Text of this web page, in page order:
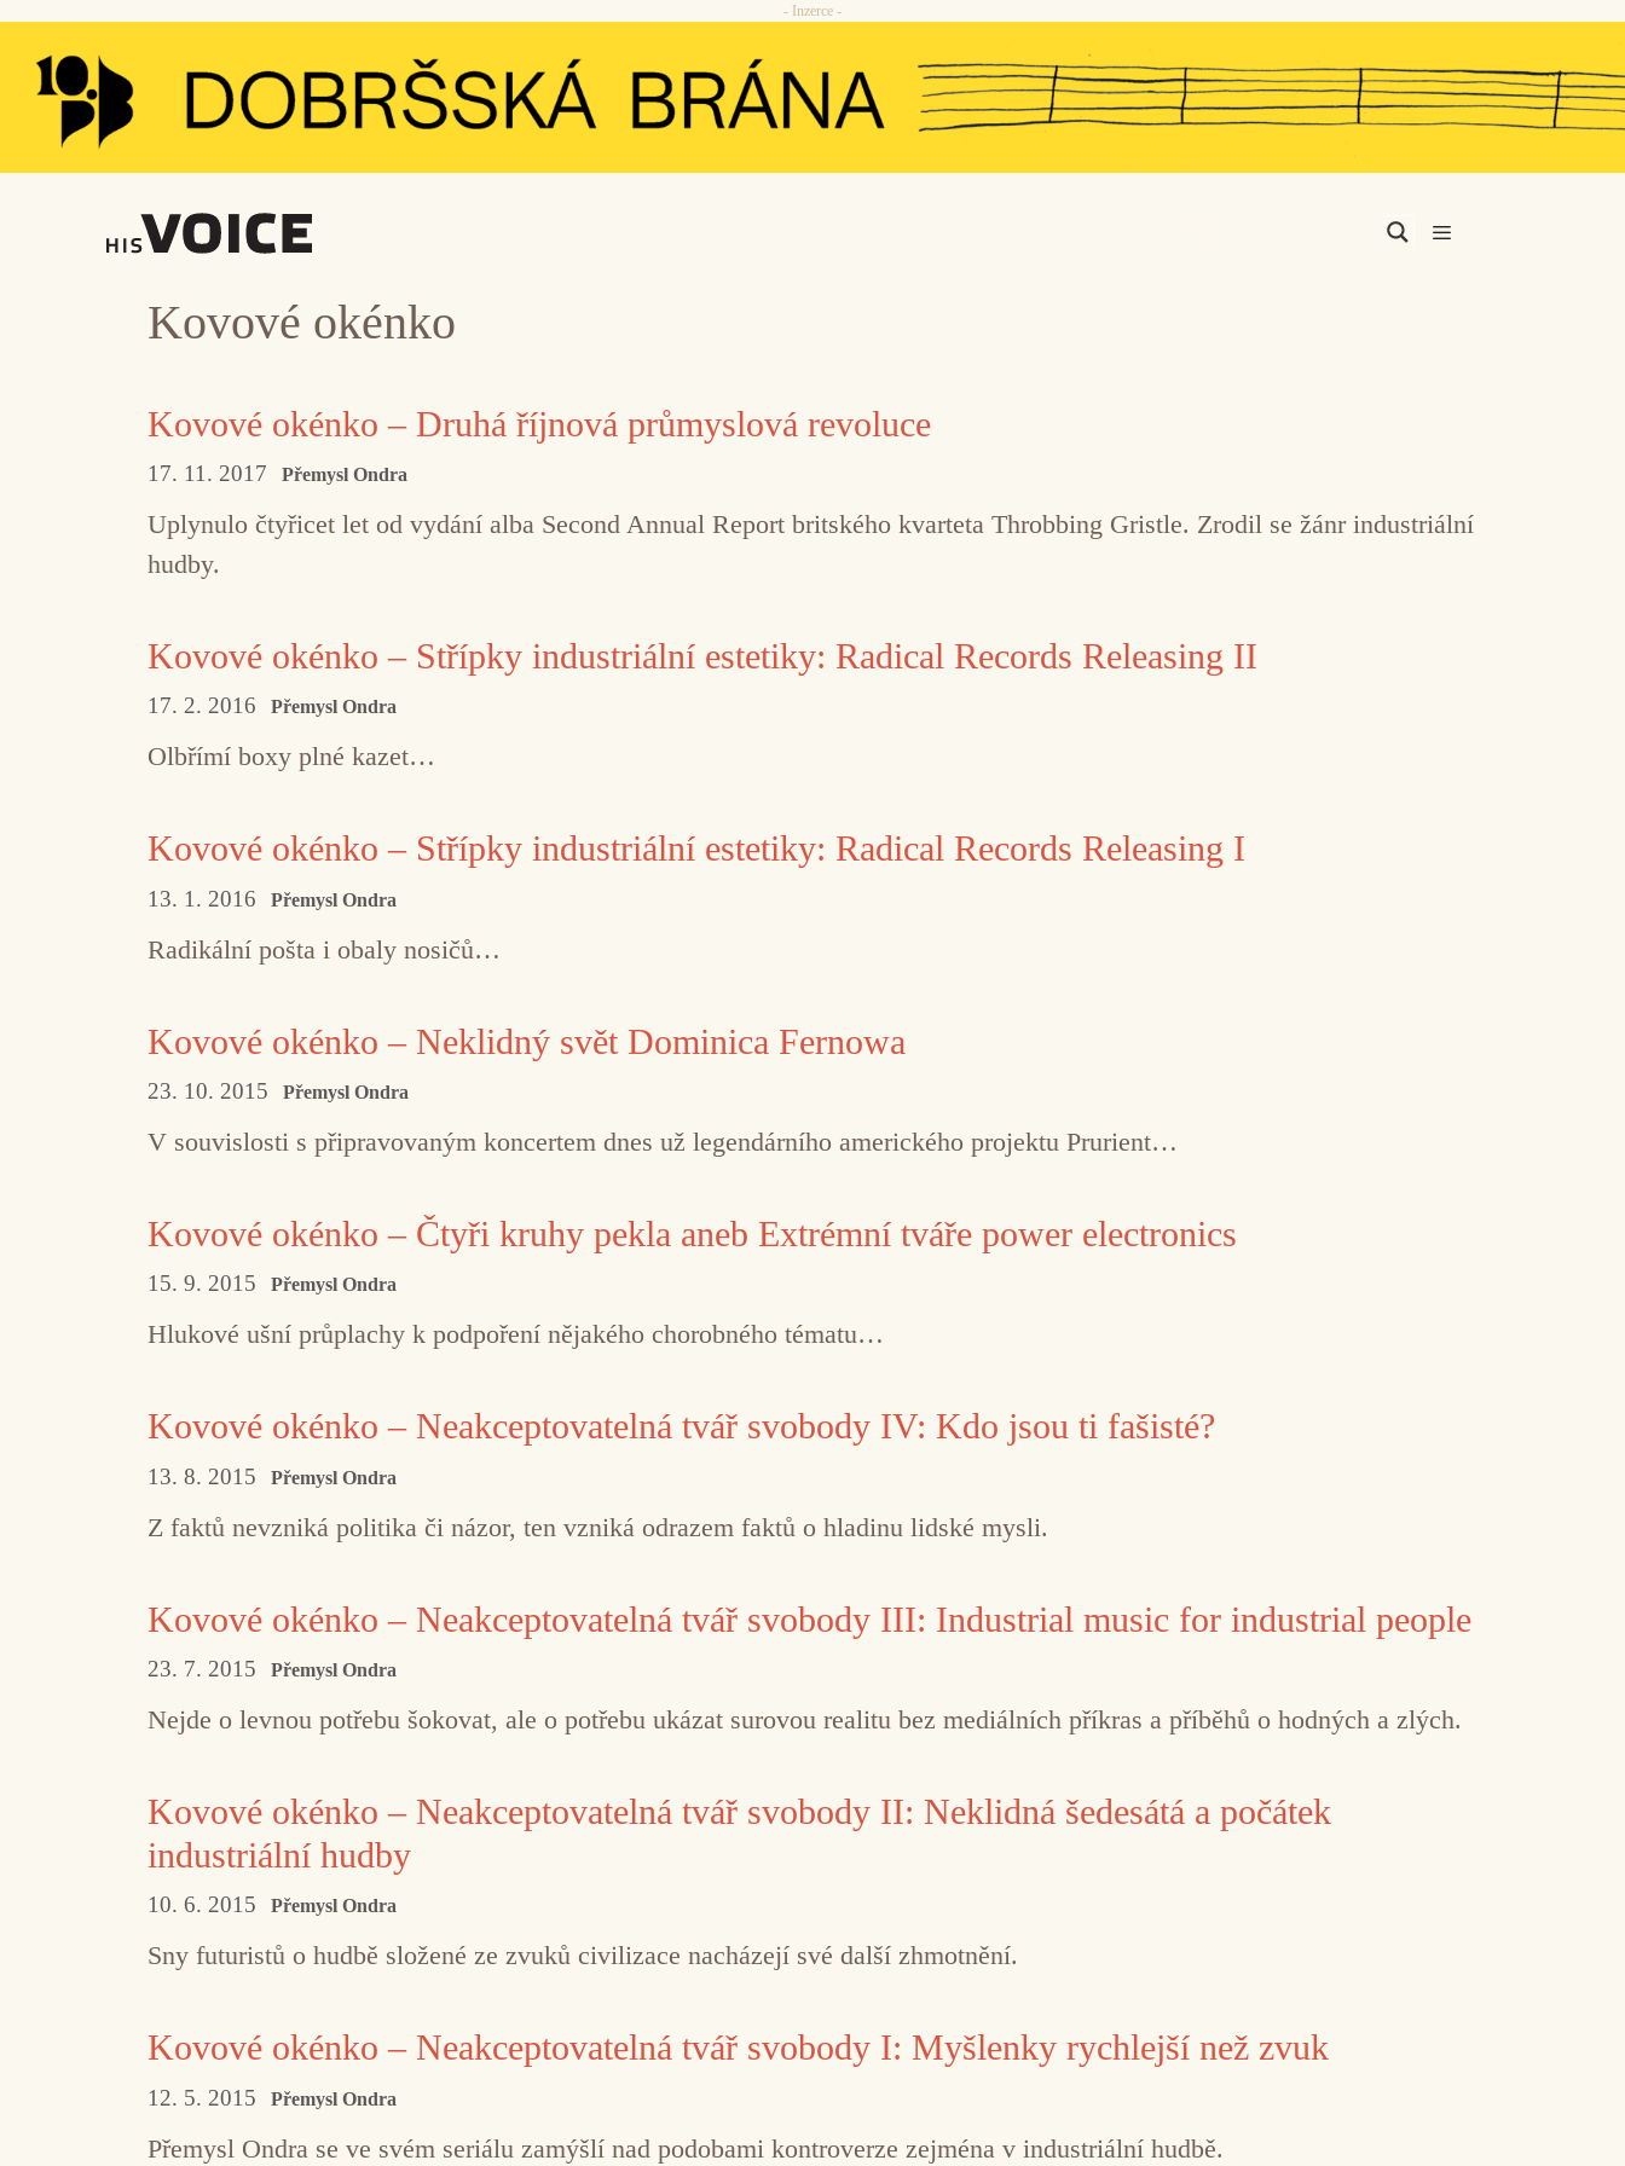
Přeskočit
obsah
- Inzerce -
Kovové okénko
Kovové okénko – Druhá říjnová průmyslová revoluce
17. 11. 2017 Přemysl Ondra
Uplynulo čtyřicet let od vydání alba Second Annual Report britského kvarteta Throbbing Gristle. Zrodil se žánr industriální
hudby.
Kovové okénko – Střípky industriální estetiky: Radical Records Releasing II
17. 2. 2016 Přemysl Ondra
Olbřímí boxy plné kazet…
Kovové okénko – Střípky industriální estetiky: Radical Records Releasing I
13. 1. 2016 Přemysl Ondra
Radikální pošta i obaly nosičů…
Kovové okénko – Neklidný svět Dominica Fernowa
23. 10. 2015 Přemysl Ondra
V souvislosti s připravovaným koncertem dnes už legendárního amerického projektu Prurient…
Kovové okénko – Čtyři kruhy pekla aneb Extrémní tváře power electronics
15. 9. 2015 Přemysl Ondra
Hlukové ušní průplachy k podpoření nějakého chorobného tématu…
Kovové okénko – Neakceptovatelná tvář svobody IV: Kdo jsou ti fašisté?
13. 8. 2015 Přemysl Ondra
Z faktů nevzniká politika či názor, ten vzniká odrazem faktů o hladinu lidské mysli.
Kovové okénko – Neakceptovatelná tvář svobody III: Industrial music for industrial people
23. 7. 2015 Přemysl Ondra
Nejde o levnou potřebu šokovat, ale o potřebu ukázat surovou realitu bez mediálních příkras a příběhů o hodných a zlých.
Kovové okénko – Neakceptovatelná tvář svobody II: Neklidná šedesátá a počátek
industriální hudby
10. 6. 2015 Přemysl Ondra
Sny futuristů o hudbě složené ze zvuků civilizace nacházejí své další zhmotnění.
Kovové okénko – Neakceptovatelná tvář svobody I: Myšlenky rychlejší než zvuk
12. 5. 2015 Přemysl Ondra
Přemysl Ondra se ve svém seriálu zamýšlí nad podobami kontroverze zejména v industriální hudbě.